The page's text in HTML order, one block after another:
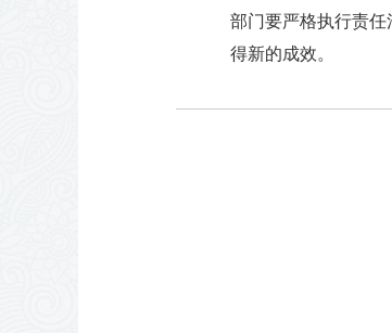
部门要严格执行责
得新的成效。